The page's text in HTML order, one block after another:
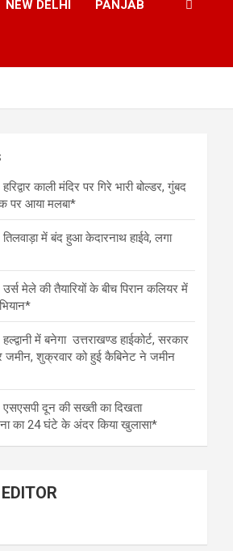
NEW DELHI PANJAB
काली मंदिर पर गिरे भारी बोल्डर, गुंबद
पर आया मलबा*
में बंद हुआ केदारनाथ हाईवे, लगा
मेले की तैयारियों के बीच पिरान कलियर में
में बनेगा उत्तराखण्ड हाईकोर्ट, सरकार
जमीन, शुक्रवार को हुई कैबिनेट ने जमीन
दून की सख्ती का दिखता
का 24 घंटे के अंदर किया खुलासा*